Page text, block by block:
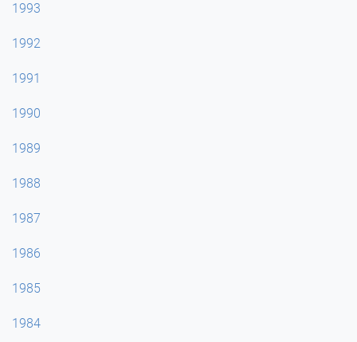
1993
1992
1991
1990
1989
1988
1987
1986
1985
1984